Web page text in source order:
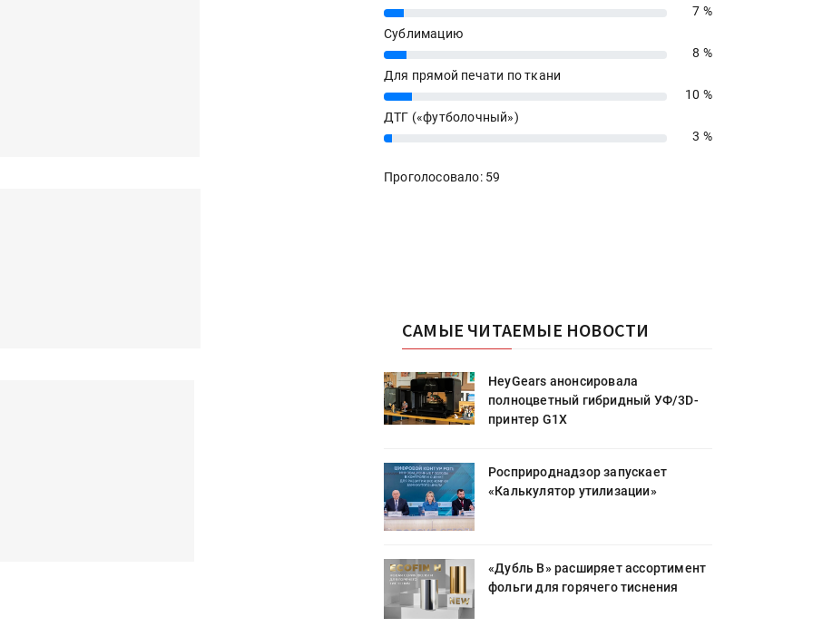
7%
7 %
Сублимацию
8%
8 %
Для прямой печати по ткани
10%
10 %
ДТГ («футболочный»)
3% 3 %
Проголосовало: 59
САМЫЕ ЧИТАЕМЫЕ НОВОСТИ
HeyGears анонсировала
полноцветный гибридный УФ/3D-
принтер G1X
Росприроднадзор запускает
«Калькулятор утилизации»
«Дубль В» расширяет ассортимент
фольги для горячего тиснения